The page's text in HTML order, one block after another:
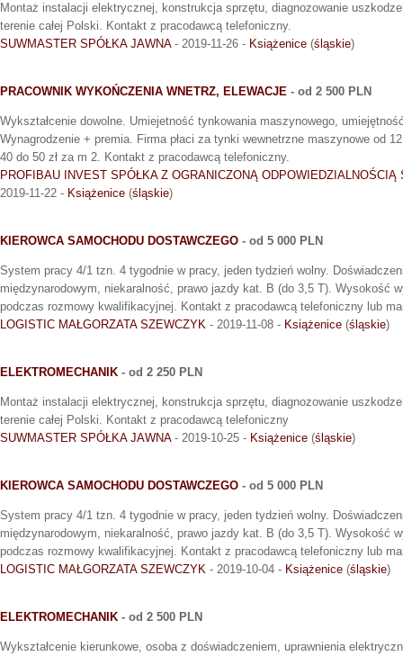
Montaż instalacji elektrycznej, konstrukcja sprzętu, diagnozowanie
terenie całej Polski. Kontakt z pracodawcą telefoniczny.
SUWMASTER SPÓŁKA JAWNA- 2019-11-26 - Książenice (śląskie)
PRACOWNIK WYKOŃCZENIA WNETRZ, ELEWACJE - od 2 500 PLN
Wykształcenie dowolne. Umiejetność tynkowania maszynowego,
Wynagrodzenie + premia. Firma płaci za tynki wewnetrzne maszynowe od
40 do 50 zł za m 2. Kontakt z pracodawcą telefoniczny.
PROFIBAU INVEST SPÓŁKA Z OGRANICZONĄ ODPOWIEDZIALNOŚCIĄ
2019-11-22 - Książenice (śląskie)
KIEROWCA SAMOCHODU DOSTAWCZEGO - od 5 000 PLN
System pracy 4/1 tzn. 4 tygodnie w pracy, jeden tydzień wolny.
międzynarodowym, niekaralność, prawo jazdy kat. B (do 3,5 T). Wysokość
podczas rozmowy kwalifikacyjnej. Kontakt z pracodawcą telefoniczny lub
LOGISTIC MAŁGORZATA SZEWCZYK - 2019-11-08 - Książenice (śląskie)
ELEKTROMECHANIK - od 2 250 PLN
Montaż instalacji elektrycznej, konstrukcja sprzętu, diagnozowanie
terenie całej Polski. Kontakt z pracodawcą telefoniczny
SUWMASTER SPÓŁKA JAWNA- 2019-10-25 - Książenice (śląskie)
KIEROWCA SAMOCHODU DOSTAWCZEGO - od 5 000 PLN
System pracy 4/1 tzn. 4 tygodnie w pracy, jeden tydzień wolny.
międzynarodowym, niekaralność, prawo jazdy kat. B (do 3,5 T). Wysokość
podczas rozmowy kwalifikacyjnej. Kontakt z pracodawcą telefoniczny lub
LOGISTIC MAŁGORZATA SZEWCZYK - 2019-10-04 - Książenice (śląskie)
ELEKTROMECHANIK - od 2 500 PLN
Wykształcenie kierunkowe, osoba z doświadczeniem, uprawnienia